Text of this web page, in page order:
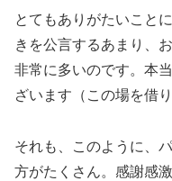
とてもありがたいこと
きを公言するあまり、
非常に多いのです。本
ざいます（この場を借り
それも、このように、
方がたくさん。感謝感